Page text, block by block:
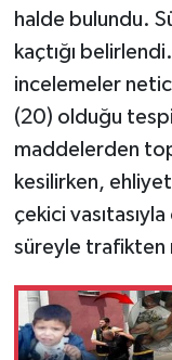
halde bulundu.
kaçtığı
incelemeler
(20) olduğu
maddelerden
kesilirken,
çekici
süreyle trafikten